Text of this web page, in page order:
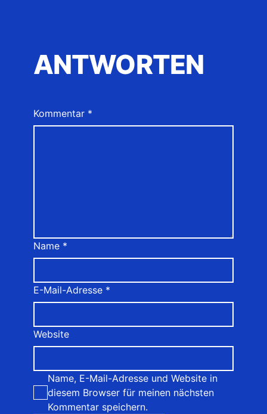
ANTWORTEN
Kommentar *
Name *
E-Mail-Adresse *
Website
Name, E-Mail-Adresse und Website in
diesem Browser für meinen nächsten
Kommentar speichern.